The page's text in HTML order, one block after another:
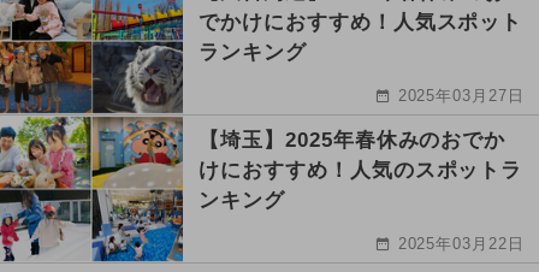
でかけにおすすめ！人気スポット
ランキング
2025年03月27日
【埼玉】2025年春休みのおでか
けにおすすめ！人気のスポットラ
ンキング
2025年03月22日